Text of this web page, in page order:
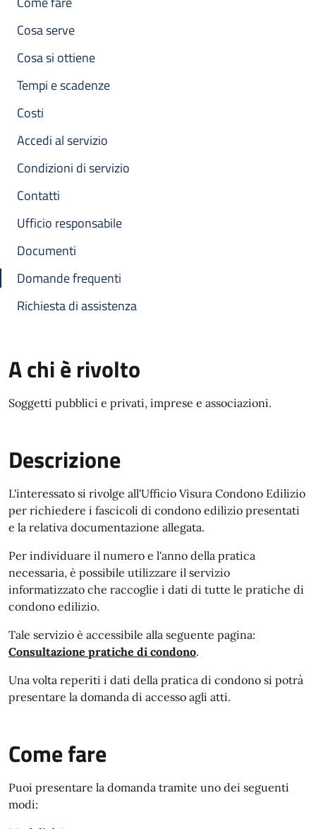
Cosa serve
Cosa si ottiene
Tempi e scadenze
Costi
Accedi al servizio
Condizioni di servizio
Contatti
Ufficio responsabile
Documenti
Domande frequenti
Richiesta di assistenza
A chi è rivolto
Soggetti pubblici e privati, imprese e associazioni.
Descrizione
L'interessato si rivolge all'Ufficio Visura Condono Edilizio
per richiedere i fascicoli di condono edilizio presentati
e la relativa documentazione allegata.
Per individuare il numero e l'anno della pratica
necessaria, è possibile utilizzare il servizio
informatizzato che raccoglie i dati di tutte le pratiche di
condono edilizio.
Tale servizio è accessibile alla seguente pagina:
Consultazione pratiche di condono.
Una volta reperiti i dati della pratica di condono si potrà
presentare la domanda di accesso agli atti.
Come fare
Puoi presentare la domanda tramite uno dei seguenti
modi: